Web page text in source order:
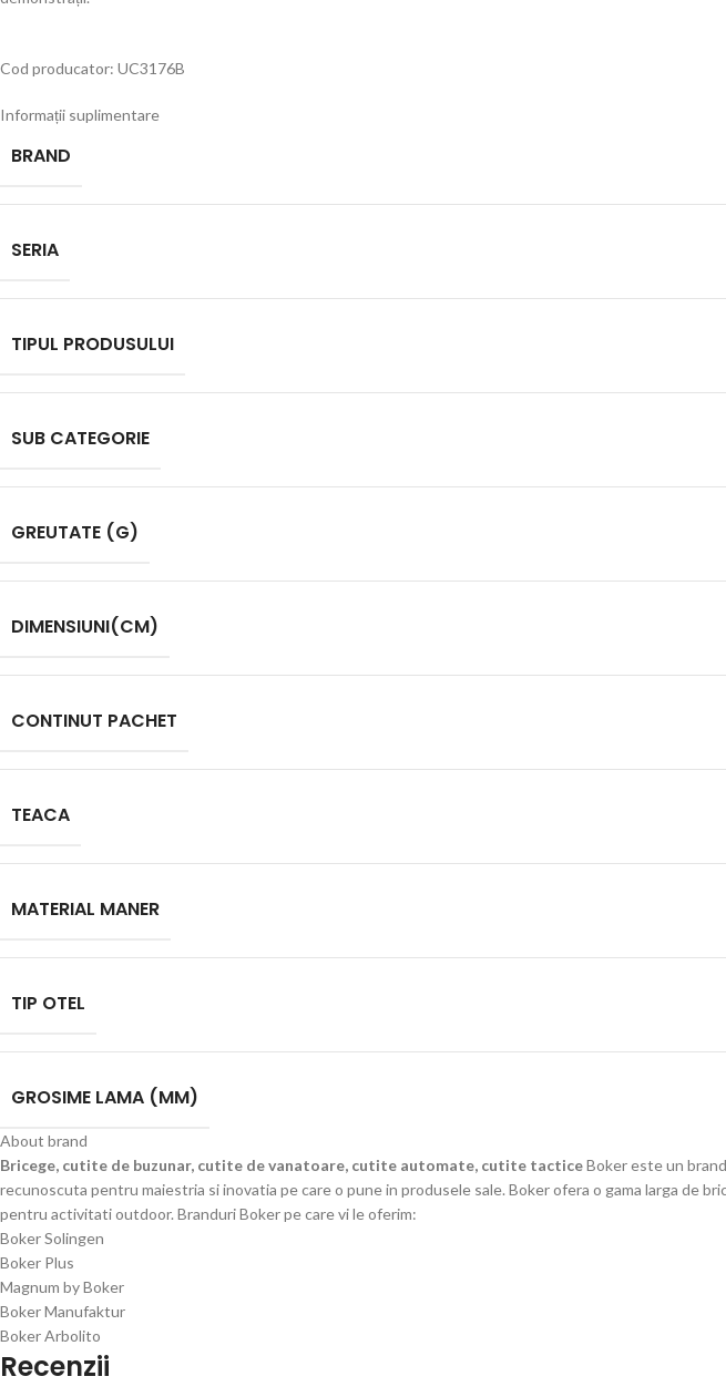
Cod producator: UC3176B
Informații suplimentare
BRAND
SERIA
TIPUL PRODUSULUI
SUB CATEGORIE
GREUTATE (G)
DIMENSIUNI(CM)
CONTINUT PACHET
TEACA
MATERIAL MANER
TIP OTEL
GROSIME LAMA (MM)
About brand
Bricege, cutite de buzunar, cutite de vanatoare, cutite automate, cutite tacticeBoker este un
recunoscuta pentru maiestria si inovatia pe care o pune in produsele sale. Boker ofera o gama larga
pentru activitati outdoor. Branduri Boker pe care vi le oferim:
Boker Solingen
Boker Plus
Magnum by Boker
Boker Manufaktur
Boker Arbolito
Recenzii